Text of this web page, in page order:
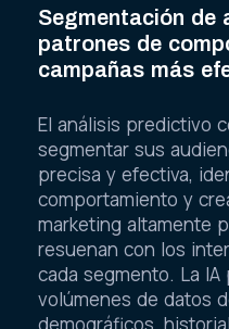
Segmentación de
patrones de
campañas más
El análisis predictivo
segmentar sus
precisa y efectiva,
comportamiento y
marketing altamente
resuenan con los
cada segmento. La
volúmenes de datos
demográficos,